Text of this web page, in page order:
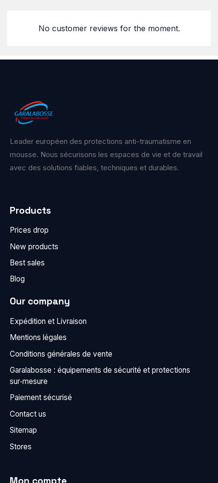
No customer reviews for the moment.
Leader européen des protections anti-traumatisme en
mousse. Nous sécurisons les espaces de vie et de travail
avec des solutions fiables, techniques et durables.
Products
Prices drop
New products
Best sales
Blog
Our company
Expédition et Livraison
Mentions légales
Conditions générales de vente
Garalabosse : équipements de sécurité et protections
sur‑mesure
Paiement sécurisé
Contact us
Sitemap
Stores